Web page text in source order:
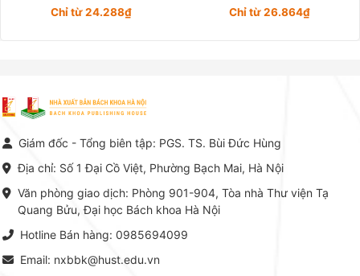
Chỉ từ 24.288₫
Chỉ từ 26.864₫
Giám đốc - Tổng biên tập: PGS. TS. Bùi Đức Hùng
Địa chỉ: Số 1 Đại Cồ Việt, Phường Bạch Mai, Hà Nội
Văn phòng giao dịch: Phòng 901-904, Tòa nhà Thư viện Tạ
Quang Bửu, Đại học Bách khoa Hà Nội
Hotline Bán hàng: 0985694099
Email: nxbbk@hust.edu.vn